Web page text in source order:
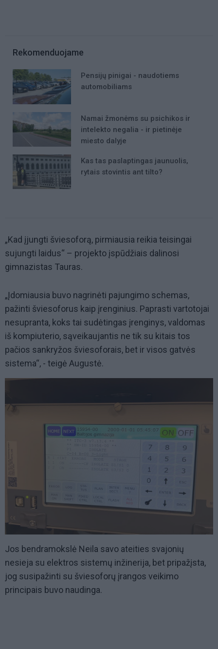
Rekomenduojame
Pensijų pinigai - naudotiems
automobiliams
Namai žmonėms su psichikos ir
intelekto negalia - ir pietinėje
miesto dalyje
Kas tas paslaptingas jaunuolis,
rytais stovintis ant tilto?
„Kad įjungti šviesoforą, pirmiausia reikia teisingai
sujungti laidus“ – projekto įspūdžiais dalinosi
gimnazistas Tauras.
„Įdomiausia buvo nagrinėti pajungimo schemas,
pažinti šviesoforus kaip įrenginius. Paprasti vartotojai
nesupranta, koks tai sudėtingas įrenginys, valdomas
iš kompiuterio, sąveikaujantis ne tik su kitais tos
pačios sankryžos šviesoforais, bet ir visos gatvės
sistema“, - teigė Augustė.
Jos bendramokslė Neila savo ateities svajonių
nesieja su elektros sistemų inžinerija, bet pripažįsta,
jog susipažinti su šviesoforų įrangos veikimo
principais buvo naudinga.